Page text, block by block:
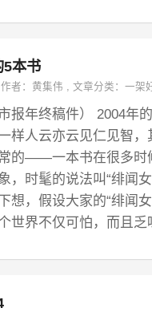
5本书
者：黄集伟 ,文章分类：一架
市报年终稿件） 2004年
样人云亦云见仁见智，
的——一本书在很多时
，时髦的说法叫“绯闻
想，假设大家的“绯闻
世界不仅可怕，而且乏